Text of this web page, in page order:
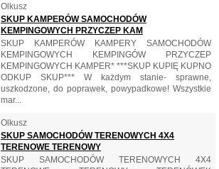
Olkusz
SKUP KAMPERÓW SAMOCHODÓW
KEMPINGOWYCH PRZYCZEP KAM
SKUP KAMPERÓW KAMPERY SAMOCHODÓW
KEMPINGOWYCH KEMPINGÓW PRZYCZEP
KEMPINGOWYCH KAMPER* ***SKUP KUPIĘ KUPNO
ODKUP SKUP*** W każdym stanie- sprawne,
uszkodzone, do poprawek, powypadkowe! Wszystkie
mar...
Olkusz
SKUP SAMOCHODÓW TERENOWYCH 4X4
TERENOWE TERENOWY
SKUP SAMOCHODÓW TERENOWYCH 4X4